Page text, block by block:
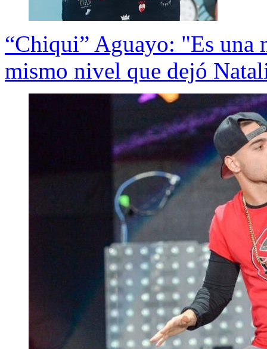
“Chiqui” Aguayo: "Es una
mismo nivel que dejó